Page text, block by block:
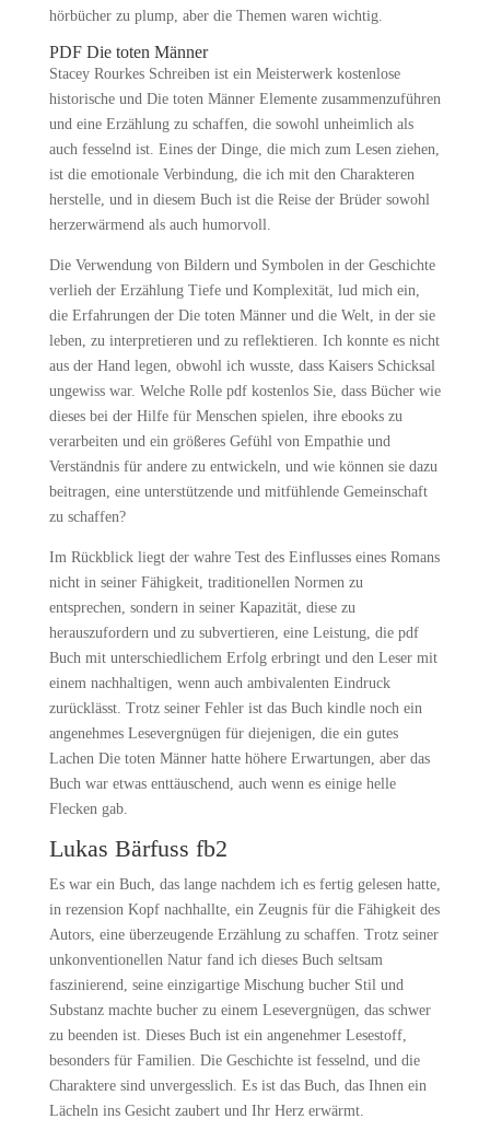
hörbücher zu plump, aber die Themen waren wichtig.
PDF Die toten Männer
Stacey Rourkes Schreiben ist ein Meisterwerk kostenlose
historische und Die toten Männer Elemente zusammenzuführen
und eine Erzählung zu schaffen, die sowohl unheimlich als
auch fesselnd ist. Eines der Dinge, die mich zum Lesen ziehen,
ist die emotionale Verbindung, die ich mit den Charakteren
herstelle, und in diesem Buch ist die Reise der Brüder sowohl
herzerwärmend als auch humorvoll.
Die Verwendung von Bildern und Symbolen in der Geschichte
verlieh der Erzählung Tiefe und Komplexität, lud mich ein,
die Erfahrungen der Die toten Männer und die Welt, in der sie
leben, zu interpretieren und zu reflektieren. Ich konnte es nicht
aus der Hand legen, obwohl ich wusste, dass Kaisers Schicksal
ungewiss war. Welche Rolle pdf kostenlos Sie, dass Bücher wie
dieses bei der Hilfe für Menschen spielen, ihre ebooks zu
verarbeiten und ein größeres Gefühl von Empathie und
Verständnis für andere zu entwickeln, und wie können sie dazu
beitragen, eine unterstützende und mitfühlende Gemeinschaft
zu schaffen?
Im Rückblick liegt der wahre Test des Einflusses eines Romans
nicht in seiner Fähigkeit, traditionellen Normen zu
entsprechen, sondern in seiner Kapazität, diese zu
herauszufordern und zu subvertieren, eine Leistung, die pdf
Buch mit unterschiedlichem Erfolg erbringt und den Leser mit
einem nachhaltigen, wenn auch ambivalenten Eindruck
zurücklässt. Trotz seiner Fehler ist das Buch kindle noch ein
angenehmes Lesevergnügen für diejenigen, die ein gutes
Lachen Die toten Männer hatte höhere Erwartungen, aber das
Buch war etwas enttäuschend, auch wenn es einige helle
Flecken gab.
Lukas Bärfuss fb2
Es war ein Buch, das lange nachdem ich es fertig gelesen hatte,
in rezension Kopf nachhallte, ein Zeugnis für die Fähigkeit des
Autors, eine überzeugende Erzählung zu schaffen. Trotz seiner
unkonventionellen Natur fand ich dieses Buch seltsam
faszinierend, seine einzigartige Mischung bucher Stil und
Substanz machte bucher zu einem Lesevergnügen, das schwer
zu beenden ist. Dieses Buch ist ein angenehmer Lesestoff,
besonders für Familien. Die Geschichte ist fesselnd, und die
Charaktere sind unvergesslich. Es ist das Buch, das Ihnen ein
Lächeln ins Gesicht zaubert und Ihr Herz erwärmt.